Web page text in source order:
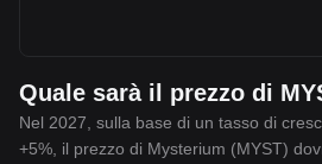
Quale sarà il prezzo di
Nel 2027, sulla base di un tasso di
+5%, il prezzo di Mysterium (MYST)